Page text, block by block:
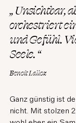
„ Unsichtbar,
orchestriert
und Gefühl.
Seele. “
Benoît Lalloz
Ganz günstig ist
nicht. Mit stolzen